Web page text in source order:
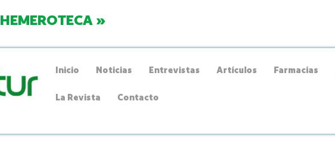
HEMEROTECA »
Inicio Noticias Entrevistas Artículos Farmacias
La Revista Contacto